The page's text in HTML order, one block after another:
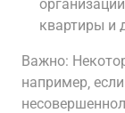
квартиры и
Важно:
например‚